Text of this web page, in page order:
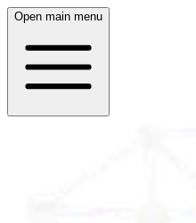
Open main menu